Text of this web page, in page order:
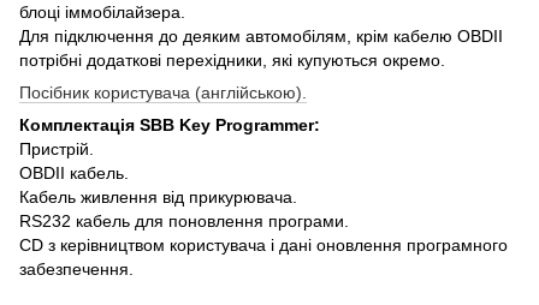
блоці іммобілайзера.
Для підключення до деяким автомобілям, крім кабелю OBDII
потрібні додаткові перехідники, які купуються окремо.
Посібник користувача (англійською).
Комплектація SBB Key Programmer:
Пристрій.
OBDII кабель.
Кабель живлення від прикурювача.
RS232 кабель для поновлення програми.
CD з керівництвом користувача і дані оновлення програмного
забезпечення.